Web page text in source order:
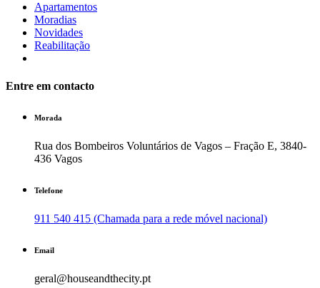
Apartamentos
Moradias
Novidades
Reabilitação
Entre em contacto
Morada
Rua dos Bombeiros Voluntários de Vagos – Fração E, 3840-
436 Vagos
Telefone
911 540 415 (Chamada para a rede móvel nacional)
Email
geral@houseandthecity.pt